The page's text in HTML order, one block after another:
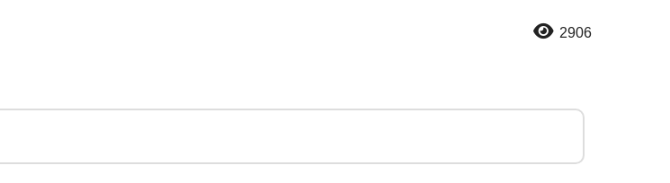
2906